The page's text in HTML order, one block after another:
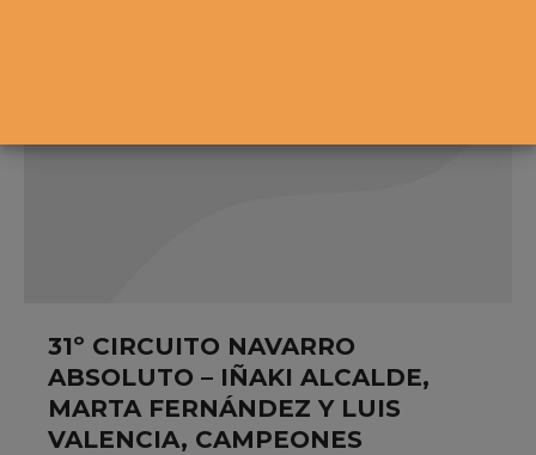
31º CIRCUITO NAVARRO
ABSOLUTO – IÑAKI ALCALDE,
MARTA FERNÁNDEZ Y LUIS
VALENCIA, CAMPEONES